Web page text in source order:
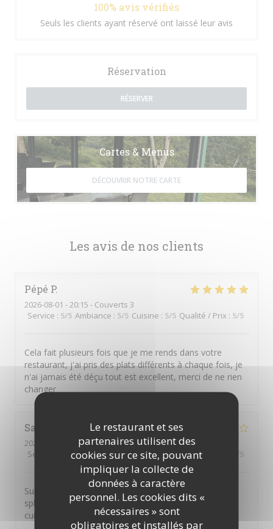
Le restaurant et ses
partenaires utilisent des
cookies sur ce site, pouvant
impliquer la collecte de
données à caractère
personnel. Les cookies dits «
nécessaires » sont
obligatoires et installés par
Les avis de nos clients
Pépé P
2026-08-01 - 20:15 - Couverts 3
Service : 5/5 Ambiance : 5/5 Cuisine : 5/5 Qualité / Prix : 5/5
Cela fait plusieurs fois que je me rends dans votre
restaurant, j'ai pris des plats différents à chaque fois, je
n'ai jamais été déçu tout est excellent, merci de ne rien
changer
Sandra
2026-08-02
- 12:15 - Couverts 7
Service
/5 Ambiance: 4/5 Cuisine 5/5 Qualité / Prix /5
Super déjeuner en terrasse ombragée avec une vue
splendide Notre serveuse était aux petits soins, la
cuisine excellente. A refaire
100% avis vérifiés
Seuls les clients ayant réservé ont laissé leur avis
Réservation
RÉSERVER
Cartes & Menus
DÉCOUVRIR NOTRE CARTE